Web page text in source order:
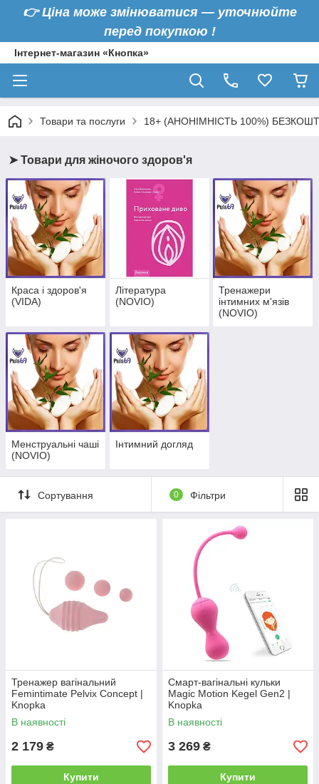
👉Ціна може змінюватися — уточнюйте
перед покупкою !
Інтернет-магазин «Кнопка»
Товари та послуги 18+ (АНОНІМНІСТЬ 100%)
➤ Товари для жіночого здоров'я
Краса і здоров'я
(VIDA)
Література
(NOVIO)
Тренажери
інтимних м'язів
(NOVIO)
Менструальні чаші
(NOVIO)
Інтимний догляд
Сортування 0 Фільтри
Тренажер вагінальний
Femintimate Pelvix Concept |
Knopka
В наявності
2 179 ₴
Купити
Смарт-вагінальні кульки
Magic Motion Kegel Gen2 |
Knopka
В наявності
3 269 ₴
Купити